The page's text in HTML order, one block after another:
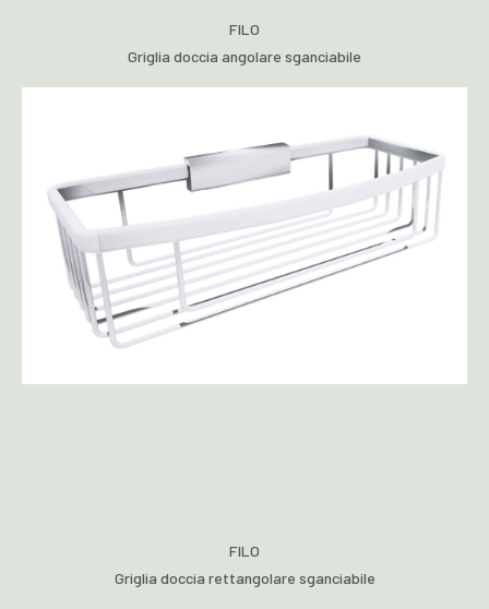
FILO
Griglia doccia angolare sganciabile
FILO
Griglia doccia rettangolare sganciabile